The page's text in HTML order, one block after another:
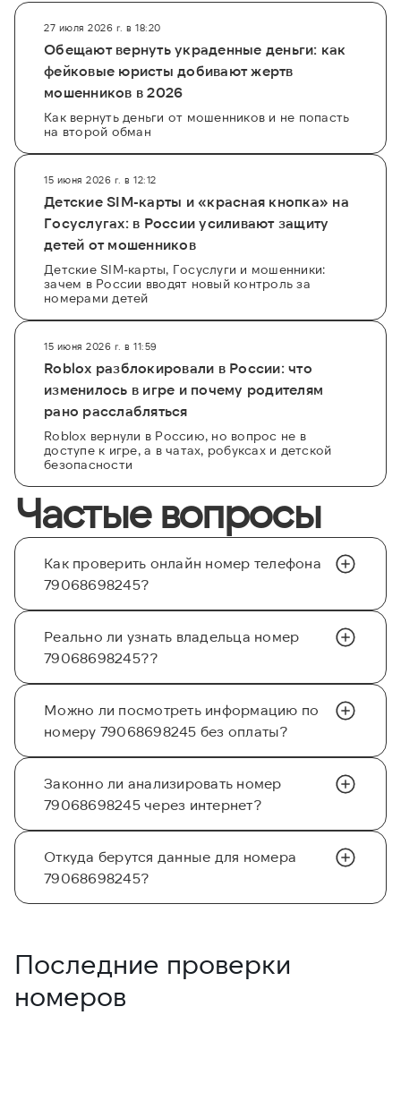
27 июля 2026 г. в 18:20
Обещают вернуть украденные деньги: как
фейковые юристы добивают жертв
мошенников в 2026
Как вернуть деньги от мошенников и не попасть
на второй обман
15 июня 2026 г. в 12:12
Детские SIM-карты и «красная кнопка» на
Госуслугах: в России усиливают защиту
детей от мошенников
Детские SIM-карты, Госуслуги и мошенники:
зачем в России вводят новый контроль за
номерами детей
15 июня 2026 г. в 11:59
Roblox разблокировали в России: что
изменилось в игре и почему родителям
рано расслабляться
Roblox вернули в Россию, но вопрос не в
доступе к игре, а в чатах, робуксах и детской
безопасности
Частые вопросы
Как проверить онлайн номер телефона
79068698245?
Реально ли узнать владельца номер
79068698245??
Можно ли посмотреть информацию по
номеру 79068698245 без оплаты?
Законно ли анализировать номер
79068698245 через интернет?
Откуда берутся данные для номера
79068698245?
Последние проверки
номеров